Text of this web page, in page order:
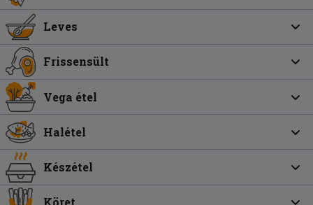
Leves
Frissensült
Vega étel
Halétel
Készétel
Köret